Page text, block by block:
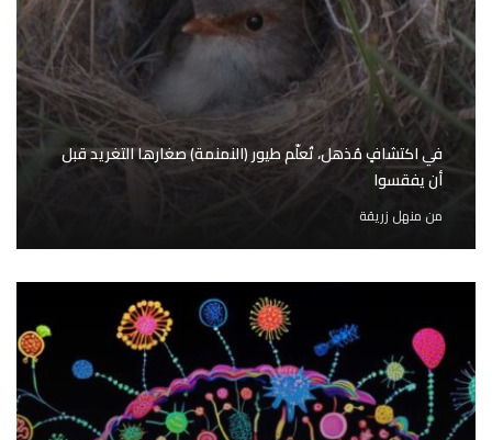
في اكتشافٍ مُذهل، تُعلّم طيور (النمنمة) صغارها التغريد قبل
أن يفقسوا
منمنهل زريقة